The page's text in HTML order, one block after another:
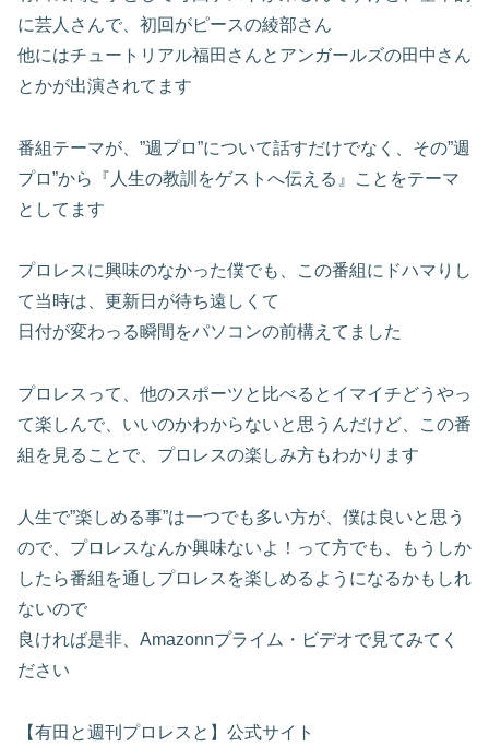
に芸人さんで、初回がピースの綾部さん
他にはチュートリアル福田さんとアンガールズの田中さん
とかが出演されてます
番組テーマが、”週プロ”について話すだけでなく、その”週
プロ”から『人生の教訓をゲストへ伝える』ことをテーマ
としてます
プロレスに興味のなかった僕でも、この番組にドハマりし
て当時は、更新日が待ち遠しくて
日付が変わっる瞬間をパソコンの前構えてました
プロレスって、他のスポーツと比べるとイマイチどうやっ
て楽しんで、いいのかわからないと思うんだけど、この番
組を見ることで、プロレスの楽しみ方もわかります
人生で”楽しめる事”は一つでも多い方が、僕は良いと思う
ので、プロレスなんか興味ないよ！って方でも、もうしか
したら番組を通しプロレスを楽しめるようになるかもしれ
ないので
良ければ是非、Amazonnプライム・ビデオで見てみてく
ださい
【有田と週刊プロレスと】公式サイト